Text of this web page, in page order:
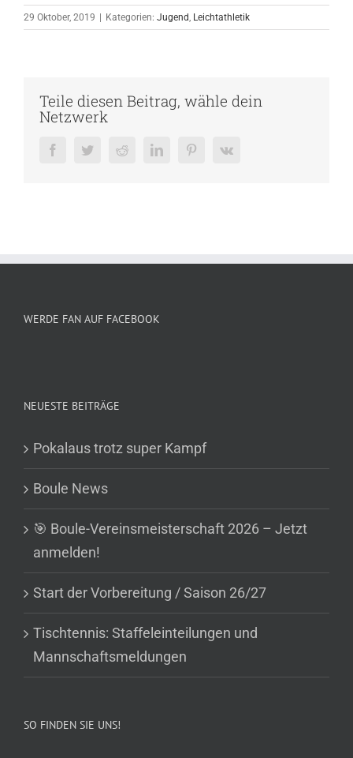
29 Oktober, 2019 Kategorien: Jugend, Leichtathletik
Teile diesen Beitrag, wähle dein
Netzwerk
FacebookTwitterRedditLinkedInPinterestVk
WERDE FAN AUF FACEBOOK
NEUESTE BEITRÄGE
Pokalaus trotz super Kampf
Boule News
🎯 Boule-Vereinsmeisterschaft 2026 – Jetzt
anmelden!
Start der Vorbereitung / Saison 26/27
Tischtennis: Staffeleinteilungen und
Mannschaftsmeldungen
SO FINDEN SIE UNS!